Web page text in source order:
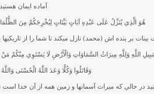
آماده ايمان هستيد.
هُوَ الَّذِي يُنَزِّلُ عَلَى عَبْدِهِ آيَاتٍ بَيِّنَاتٍ لِيُخْرِجَكُمْ مِنَ
بر بنده‏ اش (محمد) نازل مي‏كند تا شما را از
اللَّهِ وَلِلَّهِ مِيرَاثُ السَّمَاوَاتِ وَالْأَرْضِ لَا يَسْتَوِي مِنْكُمْ
وَقَاتَلُوا وَكُلًّا وَعَدَ اللَّهُ الْحُسْنَى
در حالي كه ميراث آسمانها و زمين همه از آن خدا